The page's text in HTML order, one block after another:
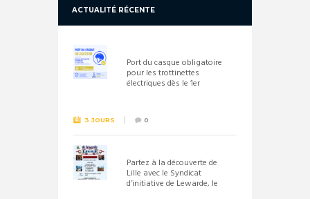
ACTUALITÉ RÉCENTE
Port du casque obligatoire
pour les trottinettes
électriques dès le 1er
3 JOURS 0
Partez à la découverte de
Lille avec le Syndicat
d’initiative de Lewarde, le